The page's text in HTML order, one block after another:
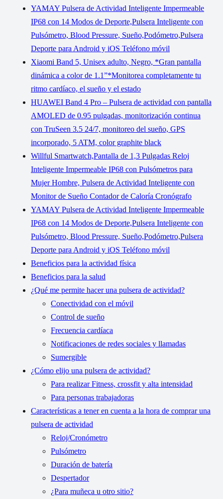
YAMAY Pulsera de Actividad Inteligente Impermeable
IP68 con 14 Modos de Deporte,Pulsera Inteligente con
Pulsómetro, Blood Pressure, Sueño,Podómetro,Pulsera
Deporte para Android y iOS Teléfono móvil
Xiaomi Band 5, Unisex adulto, Negro, *Gran pantalla
dinámica a color de 1.1”*Monitorea completamente tu
ritmo cardíaco, el sueño y el estado
HUAWEI Band 4 Pro – Pulsera de actividad con pantalla
AMOLED de 0.95 pulgadas, monitorización continua
con TruSeen 3.5 24/7, monitoreo del sueño, GPS
incorporado, 5 ATM, color graphite black
Willful Smartwatch,Pantalla de 1,3 Pulgadas Reloj
Inteligente Impermeable IP68 con Pulsómetros para
Mujer Hombre, Pulsera de Actividad Inteligente con
Monitor de Sueño Contador de Caloría Cronógrafo
YAMAY Pulsera de Actividad Inteligente Impermeable
IP68 con 14 Modos de Deporte,Pulsera Inteligente con
Pulsómetro, Blood Pressure, Sueño,Podómetro,Pulsera
Deporte para Android y iOS Teléfono móvil
Beneficios para la actividad física
Beneficios para la salud
¿Qué me permite hacer una pulsera de actividad?
Conectividad con el móvil
Control de sueño
Frecuencia cardíaca
Notificaciones de redes sociales y llamadas
Sumergible
¿Cómo elijo una pulsera de actividad?
Para realizar Fitness, crossfit y alta intensidad
Para personas trabajadoras
Características a tener en cuenta a la hora de comprar una
pulsera de actividad
Reloj/Cronómetro
Pulsómetro
Duración de batería
Despertador
¿Para muñeca u otro sitio?